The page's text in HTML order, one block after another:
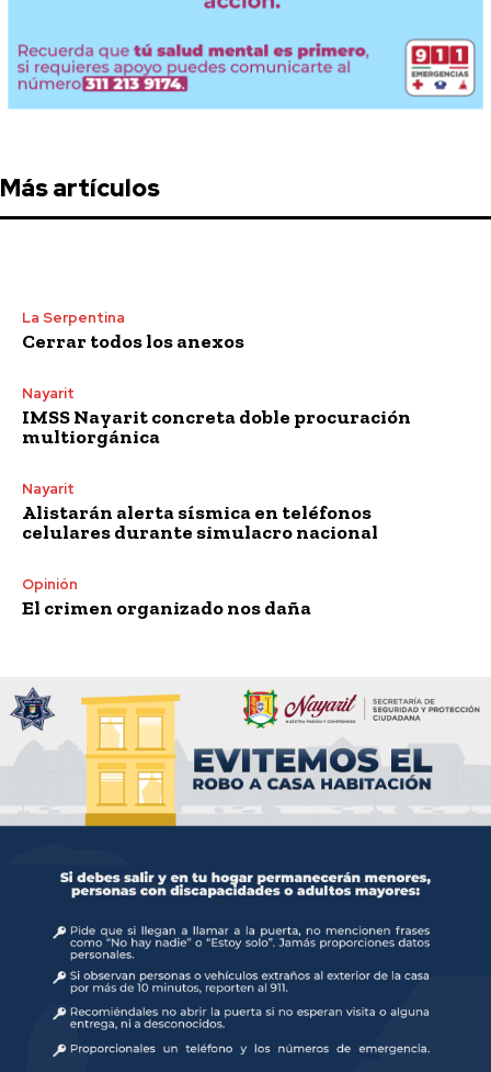
Más artículos
La Serpentina
Cerrar todos los anexos
Nayarit
IMSS Nayarit concreta doble procuración
multiorgánica
Nayarit
Alistarán alerta sísmica en teléfonos
celulares durante simulacro nacional
Opinión
El crimen organizado nos daña